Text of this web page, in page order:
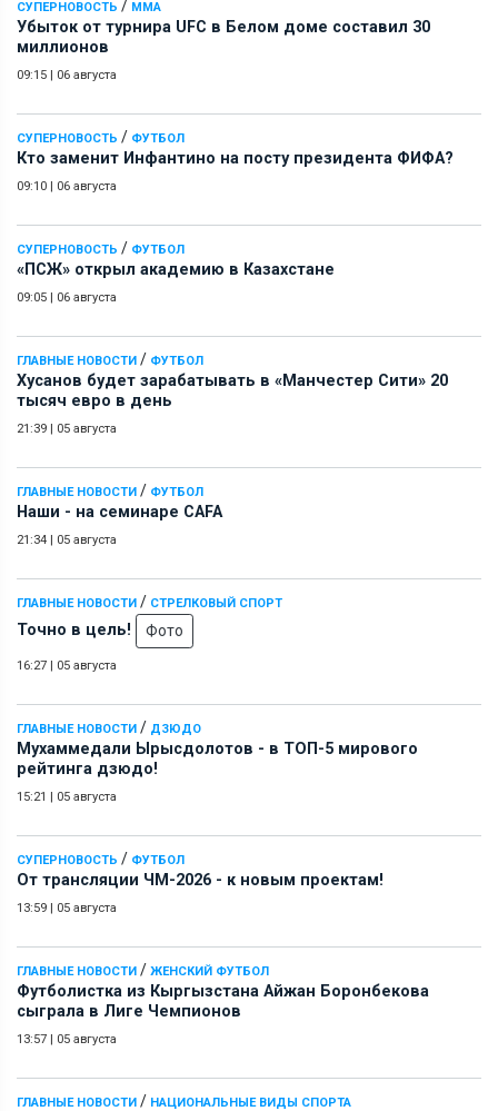
СУПЕРНОВОСТЬ / ММА
Убыток от турнира UFC в Белом доме составил 30
миллионов
09:15 | 06 августа
СУПЕРНОВОСТЬ / ФУТБОЛ
Кто заменит Инфантино на посту президента ФИФА?
09:10 | 06 августа
СУПЕРНОВОСТЬ / ФУТБОЛ
«ПСЖ» открыл академию в Казахстане
09:05 | 06 августа
ГЛАВНЫЕ НОВОСТИ / ФУТБОЛ
Хусанов будет зарабатывать в «Манчестер Сити» 20
тысяч евро в день
21:39 | 05 августа
ГЛАВНЫЕ НОВОСТИ / ФУТБОЛ
Наши - на семинаре СAFA
21:34 | 05 августа
ГЛАВНЫЕ НОВОСТИ / СТРЕЛКОВЫЙ СПОРТ
Точно в цель! Фото
16:27 | 05 августа
ГЛАВНЫЕ НОВОСТИ / ДЗЮДО
Мухаммедали Ырысдолотов - в ТОП-5 мирового
рейтинга дзюдо!
15:21 | 05 августа
СУПЕРНОВОСТЬ / ФУТБОЛ
От трансляции ЧМ-2026 - к новым проектам!
13:59 | 05 августа
ГЛАВНЫЕ НОВОСТИ / ЖЕНСКИЙ ФУТБОЛ
Футболистка из Кыргызстана Айжан Боронбекова
сыграла в Лиге Чемпионов
13:57 | 05 августа
ГЛАВНЫЕ НОВОСТИ / НАЦИОНАЛЬНЫЕ ВИДЫ СПОРТА